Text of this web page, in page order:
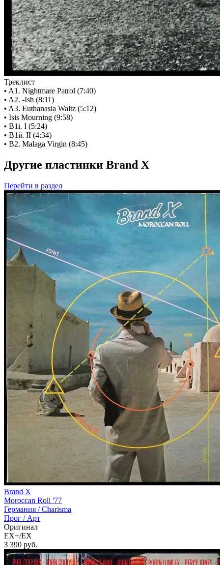
Треклист
• A1. Nightmare Patrol (7:40)
• A2. -Ish (8:11)
• A3. Euthanasia Waltz (5:12)
• Isis Mourning (9:58)
• B1i. I (5:24)
• B1ii. II (4:34)
• B2. Malaga Virgin (8:45)
Другие пластинки Brand X
Перейти в раздел
Brand X
Moroccan Roll '77
Германия /Charisma
Прог / Арт
Оригинал
EX+/EX
3 390 руб.